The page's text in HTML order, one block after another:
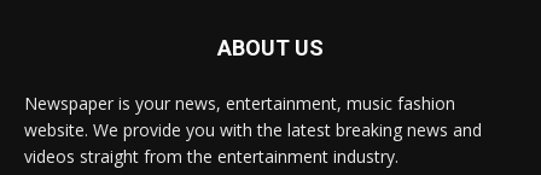
ABOUT US
Newspaper is your news, entertainment, music fashion
website. We provide you with the latest breaking news and
videos straight from the entertainment industry.